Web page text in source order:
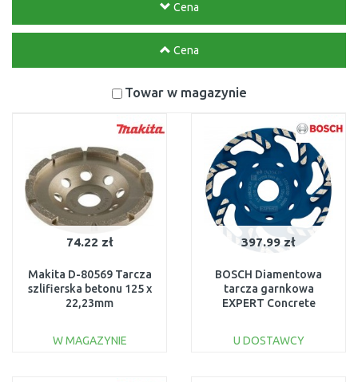
Cena
Cena
Towar w magazynie
74.22 zł
Makita D-80569 Tarcza
szlifierska betonu 125 x
22,23mm
W MAGAZYNIE
397.99 zł
BOSCH Diamentowa
tarcza garnkowa
EXPERT Concrete
U DOSTAWCY